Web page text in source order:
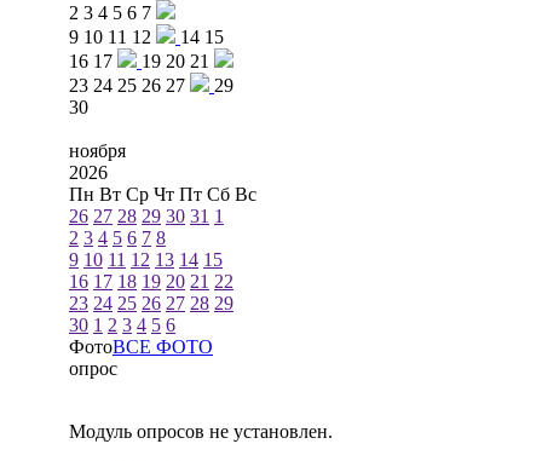
2 3 4 5 6 7
9 10 11 12 14 15
16 17 19 20 21
23 24 25 26 27
29
30
ноября
2026
Пн Вт Ср Чт Пт Сб Вс
26 27 28 29 30 31 1
2 3 4 5 6 7 8
9 10 11 12 13 14 15
16 17 18 19 20 21 22
23 24 25 26 27 28 29
30 1 2 3 4 5 6
ФотоВСЕ ФОТО
опрос
Модуль опросов не установлен.